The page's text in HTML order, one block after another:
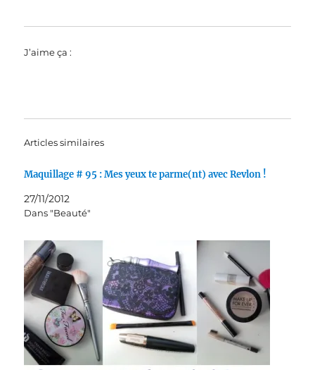
J’aime ça :
Articles similaires
Maquillage # 95 : Mes yeux te parme(nt) avec Revlon !
27/11/2012
Dans "Beauté"